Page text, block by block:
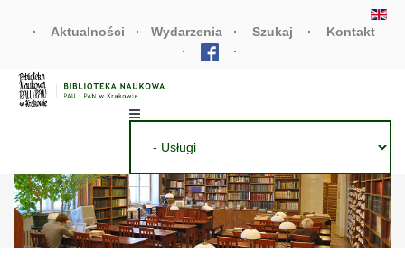
· Aktualności · Wydarzenia · Szukaj · Kontakt
·
·